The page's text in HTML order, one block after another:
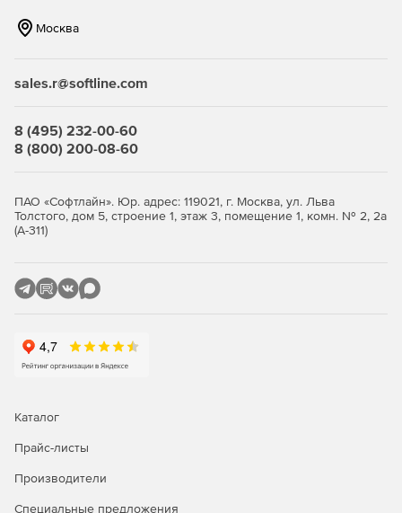
Москва
sales.r@softline.com
8 (495) 232-00-60
8 (800) 200-08-60
ПАО «Софтлайн». Юр. адрес: 119021, г. Москва, ул. Льва
Толстого, дом 5, строение 1, этаж 3, помещение 1, комн. № 2, 2а
(А-311)
Каталог
Прайс-листы
Производители
Специальные предложения